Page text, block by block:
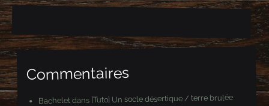
-
i
Commentaires
Bacheletdans [Tuto] Un socle désertique / terre brulée